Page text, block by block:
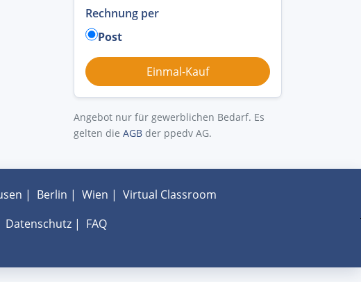
Rechnung per
Post
Angebot nur für gewerblichen Bedarf. Es
gelten die AGB der ppedv AG.
| Berlin | Wien | Virtual Classroom
Datenschutz| FAQ